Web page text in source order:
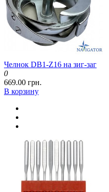
Челнок DB1-Z16 на зиг-заг
0
669.00 грн.
В корзину